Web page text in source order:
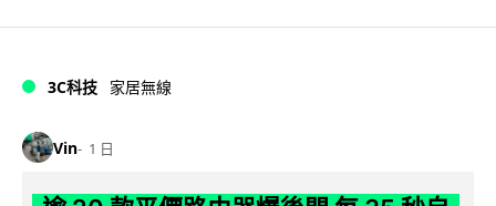
3C科技 家居無線
Vin 1 日